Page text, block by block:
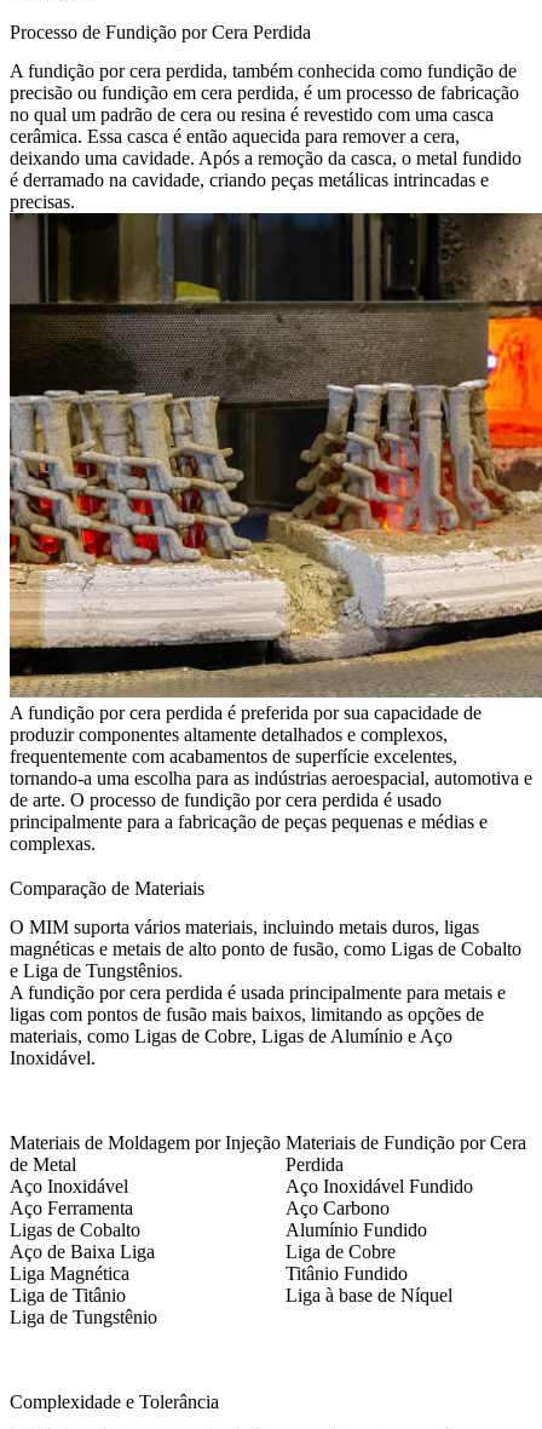
Processo de Fundição por Cera Perdida
A fundição por cera perdida, também conhecida como fundição de
precisão ou fundição em cera perdida, é um processo de fabricação
no qual um padrão de cera ou resina é revestido com uma casca
cerâmica. Essa casca é então aquecida para remover a cera,
deixando uma cavidade. Após a remoção da casca, o metal fundido
é derramado na cavidade, criando peças metálicas intrincadas e
precisas.
A fundição por cera perdida é preferida por sua capacidade de
produzir componentes altamente detalhados e complexos,
frequentemente com acabamentos de superfície excelentes,
tornando-a uma escolha para as indústrias aeroespacial, automotiva e
de arte. O processo de fundição por cera perdida é usado
principalmente para a fabricação de peças pequenas e médias e
complexas.
Comparação de Materiais
O MIM suporta vários materiais, incluindo metais duros, ligas
magnéticas e metais de alto ponto de fusão, como Ligas de Cobalto
e Liga de Tungstênios.
A fundição por cera perdida é usada principalmente para metais e
ligas com pontos de fusão mais baixos, limitando as opções de
materiais, como Ligas de Cobre, Ligas de Alumínio e Aço
Inoxidável.
Materiais de Moldagem por Injeção
de Metal
Materiais de Fundição por Cera
Perdida
Aço Inoxidável
Aço Inoxidável Fundido
Aço Ferramenta
Aço Carbono
Ligas de Cobalto
Alumínio Fundido
Aço de Baixa Liga
Liga de Cobre
Liga Magnética
Titânio Fundido
Liga de Titânio
Liga à base de Níquel
Liga de Tungstênio
Complexidade e Tolerância